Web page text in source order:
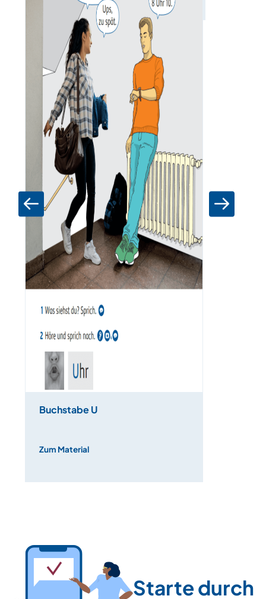
Buchstabe U
Zum Material
Starte durch